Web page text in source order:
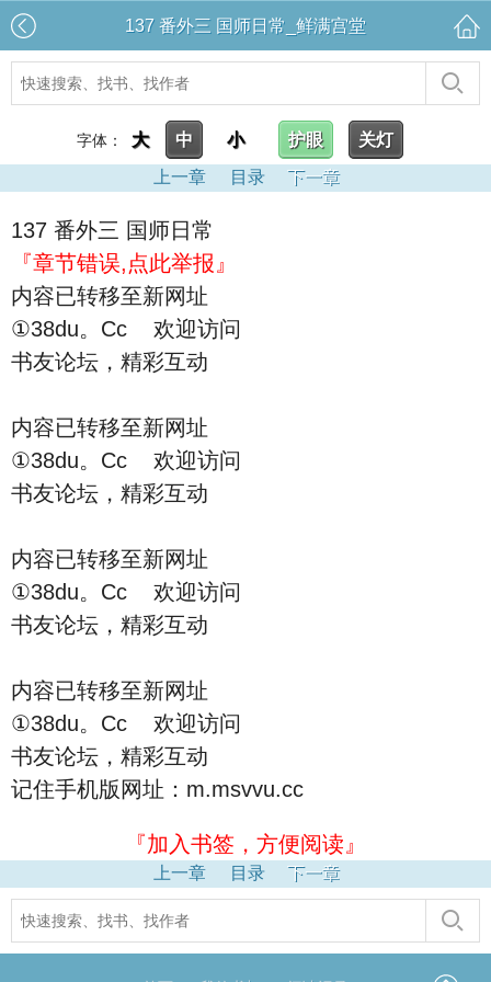
137 番外三 国师日常_鲜满宫堂
字体： 大 中 小 护眼
关灯
上一章
目录 下一章
137 番外三 国师日常
『章节错误,点此举报』
内容已转移至新网址
①38du。Cc 欢迎访问
书友论坛，精彩互动
内容已转移至新网址
①38du。Cc 欢迎访问
书友论坛，精彩互动
内容已转移至新网址
①38du。Cc 欢迎访问
书友论坛，精彩互动
内容已转移至新网址
①38du。Cc 欢迎访问
书友论坛，精彩互动
记住手机版网址：m.msvvu.cc
『加入书签，方便阅读』
上一章 目录 下一章